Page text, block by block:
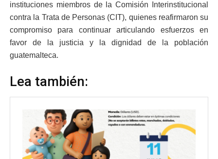
instituciones miembros de la Comisión Interinstitucional
contra la Trata de Personas (CIT), quienes reafirmaron su
compromiso para continuar articulando esfuerzos en
favor de la justicia y la dignidad de la población
guatemalteca.
Lea también: